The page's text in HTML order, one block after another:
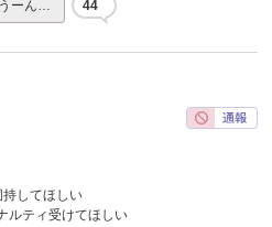
うーん… 44
してほしい
ルティ受けてほしい